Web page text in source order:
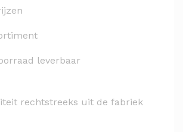
leverbaar
rechtstreeks uit de fabriek